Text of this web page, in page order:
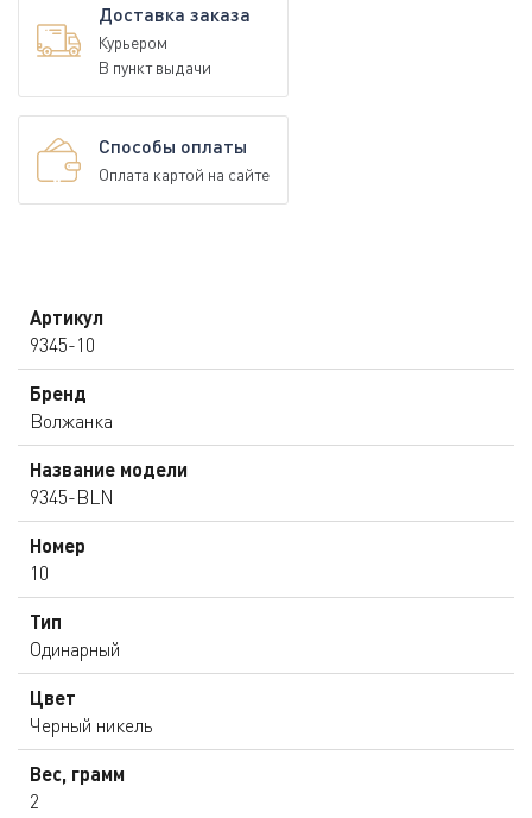
Доставка заказа
Курьером
В пункт выдачи
Способы оплаты
Оплата картой на сайте
Артикул
9345-10
Бренд
Волжанка
Название модели
9345-BLN
Номер
10
Тип
Одинарный
Цвет
Черный никель
Вес, грамм
2